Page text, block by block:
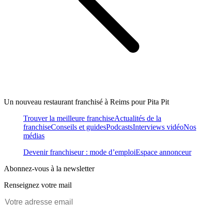
Un nouveau restaurant franchisé à Reims pour Pita Pit
Trouver la meilleure franchiseActualités de la
franchiseConseils et guidesPodcastsInterviews vidéoNos
médias
Devenir franchiseur : mode d’emploiEspace annonceur
Abonnez-vous à la newsletter
Renseignez votre mail